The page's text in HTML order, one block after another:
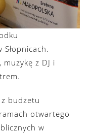
z DJ i
budżetu
otwartego
w